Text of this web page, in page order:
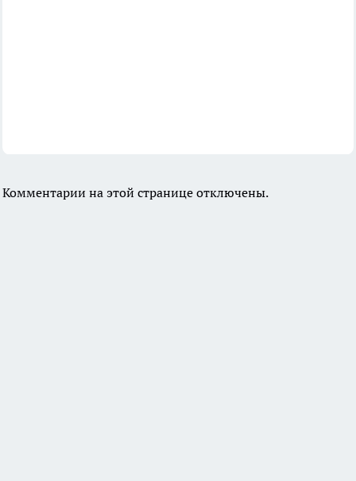
Комментарии на этой странице отключены.